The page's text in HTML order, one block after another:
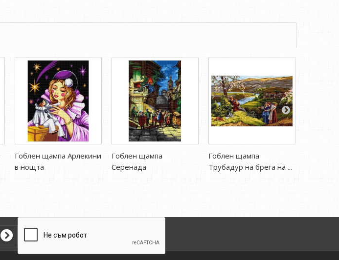
Гоблен щампа Арлекини
в нощта
Гоблен щампа
Серенада
Гоблен щампа
Трубадур на брега на ...